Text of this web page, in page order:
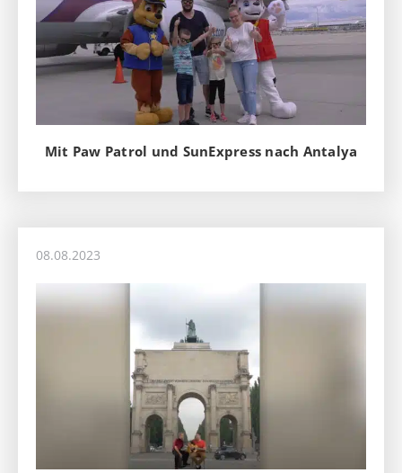
Mit Paw Patrol und SunExpress nach Antalya
08.08.2023